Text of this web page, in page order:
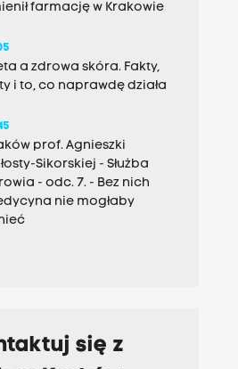
farmację w Krakowie
a zdrowa skóra. Fakty,
i to, co naprawdę działa
prof. Agnieszki
Sikorskiej - Służba
- odc. 7. - Bez nich
nie mogłaby
się z